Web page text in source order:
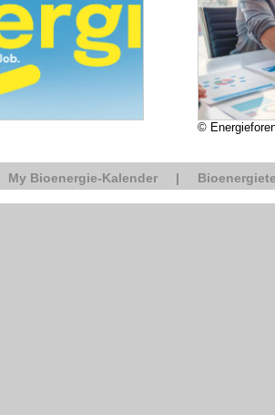
©
My Bioenergie-Kalender |